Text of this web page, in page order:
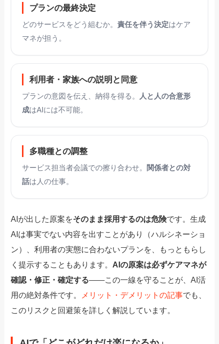
プランの最終決定
どのサービスをどう組むか。責任を伴う決定はケア
マネが担う。
利用者・家族への説明と同意
プランの意図を伝え、納得を得る。
人と人の合意形
成はAIには不可能。
多職種との調整
サービス担当者会議での擦り合わせ。 関係者との対
話は人の仕事。
AIが出した原案をそのまま採用するのは危険です。生成
AIは事実でない内容を出すことがあり（ハルシネーショ
ン）、利用者の実態に合わないプランを、もっともらし
く提示することもあります。 AIの原案は必ずケアマネが
確認・修正・確定する——この一線を守ることが、AI活
用の絶対条件です。
メリット・デメリットの記事でも、
このリスクと回避策を詳しく解説しています。